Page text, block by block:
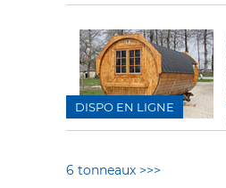
DISPO EN LIGNE
6 tonneaux >>>